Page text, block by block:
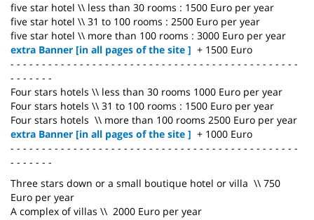
five star hotel \\ less than 30 rooms : 1500 Euro per year
five star hotel \\ 31 to 100 rooms : 2500 Euro per year
five star hotel \\ more than 100 rooms : 3000 Euro per year
extra Banner [in all pages of the site ] + 1500 Euro
- - - - - - - - - - - - - - - - - - - - - - - - - - - - - - - - - - - - - - - - - - - - - -
- - - - - - -
Four stars hotels \\ less than 30 rooms 1000 Euro per year
Four stars hotels \\ 31 to 100 rooms : 1500 Euro per year
Four stars hotels \\ more than 100 rooms 2500 Euro per year
extra Banner [in all pages of the site ] + 1000 Euro
- - - - - - - - - - - - - - - - - - - - - - - - - - - - - - - - - - - - - - - - - - - - - -
- - - - - - -
Three stars down or a small boutique hotel or villa \\ 750
Euro per year
A complex of villas \\ 2000 Euro per year